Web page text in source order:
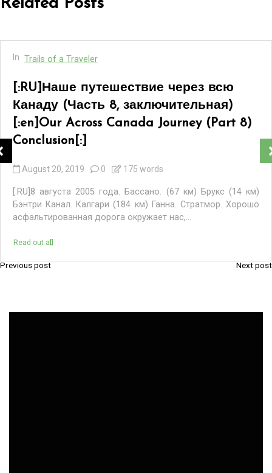
Related Posts
In Trails of a Traveler
[:RU]Наше путешествие через всю
Канаду (Часть 7)[:en]Our Across
Canada Journey (Part 7)[:]
[:RU] 7 августа 2005 года. Снова на дорогу. Гранд Вэллей.
Какой замечательный вид пшеничных полей, сбегающих
вниз на дорогу! Сурис. Александр. Вирден....
P
Previous post Next post